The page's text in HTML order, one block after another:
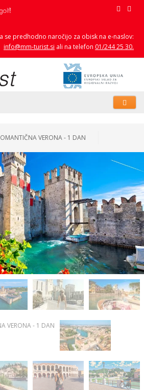
se predhodno naročijo za obisk na e-naslov:
info@mm-turist.si ali na telefon 01/244 25 30.
VERONA - 1 DAN